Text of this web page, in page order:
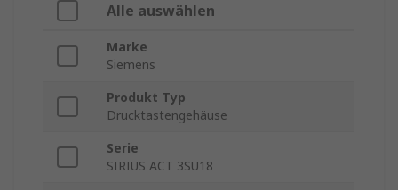
Alle auswählen
Marke
Siemens
Produkt Typ
Drucktastengehäuse
Serie
SIRIUS ACT 3SU18